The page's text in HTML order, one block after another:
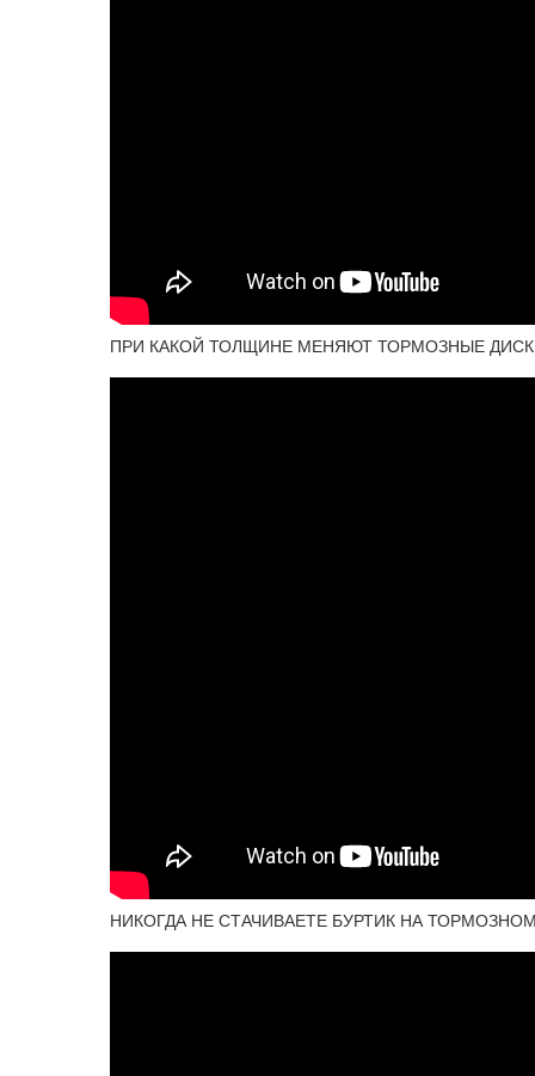
ПРИ КАКОЙ ТОЛЩИНЕ МЕНЯЮТ ТОРМОЗНЫЕ
НИКОГДА НЕ СТАЧИВАЕТЕ БУРТИК НА